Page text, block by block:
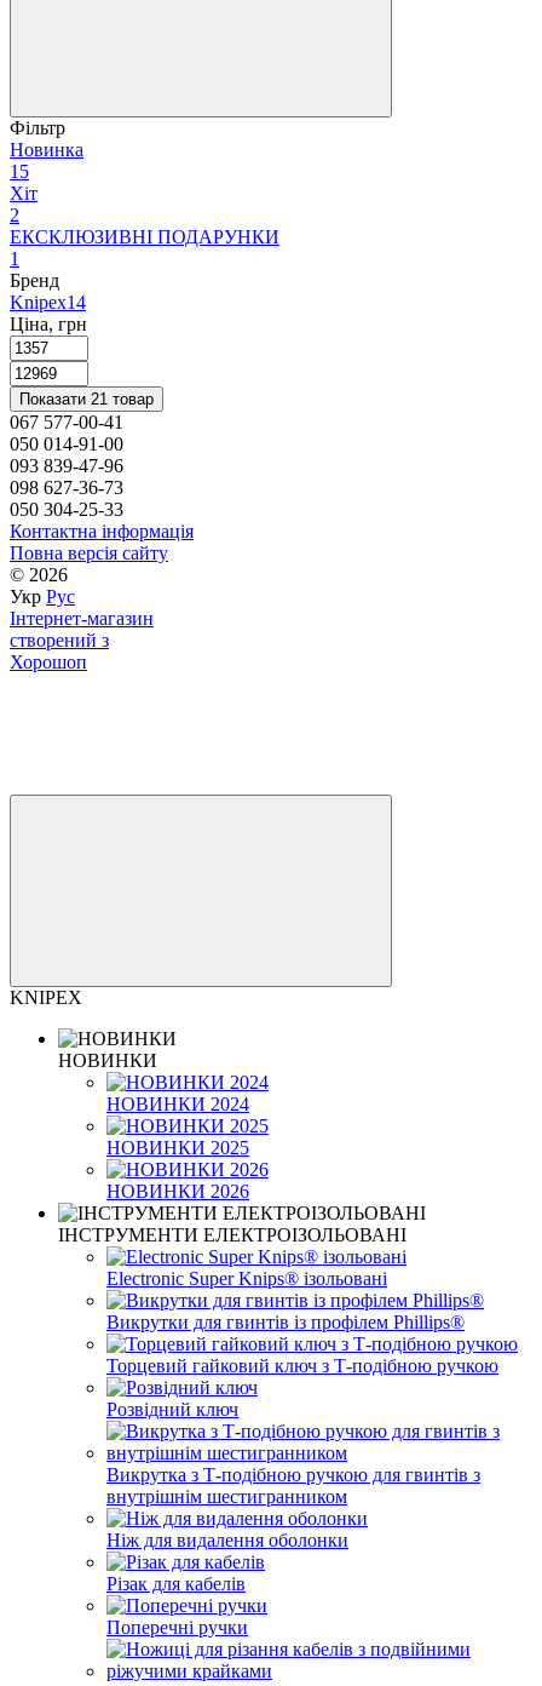
Фільтр
Новинка
15
Хіт
2
ЕКСКЛЮЗИВНІ ПОДАРУНКИ
1
Бренд
Knipex14
Ціна, грн
Показати 21 товар
067 577-00-41
050 014-91-00
093 839-47-96
098 627-36-73
050 304-25-33
Контактна інформація
Повна версія сайту
© 2026
Укр Рус
Інтернет-магазин
створений з
Хорошоп
KNIPEX
НОВИНКИ
НОВИНКИ 2024
НОВИНКИ 2025
НОВИНКИ 2026
ІНСТРУМЕНТИ ЕЛЕКТРОІЗОЛЬОВАНІ
Electronic Super Knips® ізольовані
Викрутки для гвинтів із профілем Phillips®
Торцевий гайковий ключ з Т-подібною ручкою
Розвідний ключ
Викрутка з Т-подібною ручкою для гвинтів з
внутрішнім шестигранником
Ніж для видалення оболонки
Різак для кабелів
Поперечні ручки